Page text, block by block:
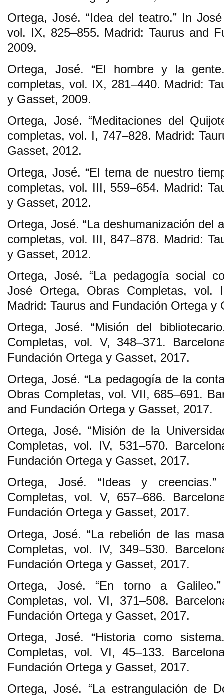
Ortega, José. “Idea del teatro.” In
vol. IX, 825–855. Madrid: Taurus and
2009.
Ortega, José. “El hombre y la
completas, vol. IX, 281–440. Madrid:
y Gasset, 2009.
Ortega, José. “Meditaciones del
completas, vol. I, 747–828. Madrid:
Gasset, 2012.
Ortega, José. “El tema de nuestro
completas, vol. III, 559–654. Madrid:
y Gasset, 2012.
Ortega, José. “La deshumanización del
completas, vol. III, 847–878. Madrid:
y Gasset, 2012.
Ortega, José. “La pedagogía social
José Ortega, Obras Completas, vol.
Madrid: Taurus and Fundación Ortega y
Ortega, José. “Misión del
Completas, vol. V, 348–371.
Fundación Ortega y Gasset, 2017.
Ortega, José. “La pedagogía de la
Obras Completas, vol. VII, 685–691.
and Fundación Ortega y Gasset, 2017.
Ortega, José. “Misión de la
Completas, vol. IV, 531–570.
Fundación Ortega y Gasset, 2017.
Ortega, José. “Ideas y
Completas, vol. V, 657–686.
Fundación Ortega y Gasset, 2017.
Ortega, José. “La rebelión de las
Completas, vol. IV, 349–530.
Fundación Ortega y Gasset, 2017.
Ortega, José. “En torno a
Completas, vol. VI, 371–508.
Fundación Ortega y Gasset, 2017.
Ortega, José. “Historia como
Completas, vol. VI, 45–133.
Fundación Ortega y Gasset, 2017.
Ortega, José. “La estrangulación de